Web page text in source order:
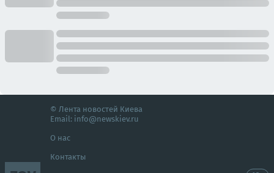
© Лента новостей Киева
Email: info@newskiev.ru
О нас
Контакты